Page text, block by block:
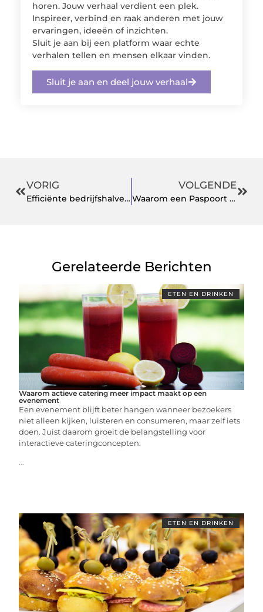
horen. Jouw verhaal verdient een plek.
Inspireer, verbind en raak anderen met jouw
ervaringen, ideeën of inzichten.
Sluit je aan bij een platform waar echte
verhalen tellen en mensen elkaar vinden.
Sluit je aan en deel jouw verhaal
VORIG
Efficiënte bedrijfshalverlichting met LED Lampen en optimaal verlichte showrooms
VOLGENDE
Waarom een Paspoort Hoesje Kiezen als Reiziger?
Gerelateerde Berichten
ETEN EN DRINKEN
Waarom actieve catering meer impact maakt op een
evenement
Een evenement blijft beter hangen wanneer bezoekers
niet alleen kijken, luisteren en consumeren, maar zelf iets
doen. Juist daarom groeit de belangstelling voor
interactieve cateringconcepten.
...
ETEN EN DRINKEN